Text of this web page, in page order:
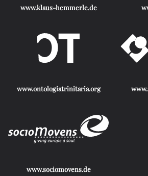
www.klaus-hemmerle.de
www.ontologiatrinitaria.org
www.sociomovens.de